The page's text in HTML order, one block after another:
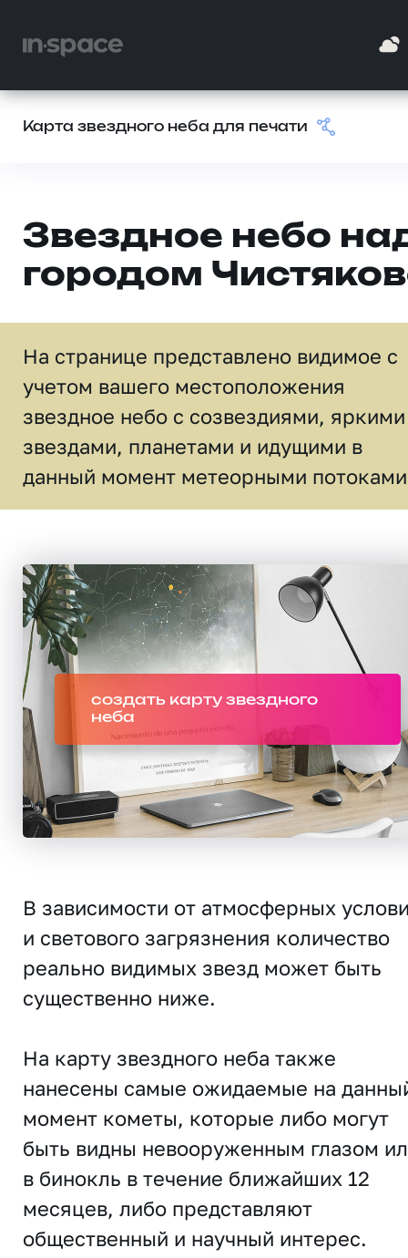
Карта звездного неба для печати
Звездное небо
городом
На странице представлено видимое c
учетом вашего местоположения
звездное небо c созвездиями, яркими
звездами, планетами и идущими в
данный момент метеорными
создать карту звездного
неба
В зависимости от атмосферных
и светового загрязнения количество
реально видимых звезд может быть
существенно ниже.
На карту звездного неба также
нанесены самые ожидаемые на
момент кометы, которые либо могут
быть видны невооруженным глазом
в бинокль в течение ближайших 12
месяцев, либо представляют
общественный и научный интерес.